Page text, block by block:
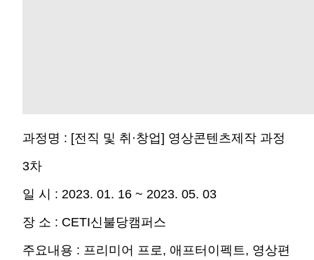
과정명 : [전직 및 취·창업] 영상콘텐츠제작 과정
3차
일 시 : 2023. 01. 16 ~ 2023. 05. 03
장 소 : CETI신불당캠퍼스
주요내용 : 프리미어 프로, 애프터이펙트, 영상편